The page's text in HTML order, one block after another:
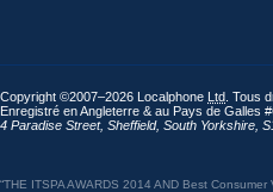
Copyright ©2007–2026 Localphone Ltd . Tous
Enregistré en Angleterre & au Pays de Galles
4 Paradise Street, Sheffield, South Yorkshire
“THE ITSPA AWARDS 2014 AND Best